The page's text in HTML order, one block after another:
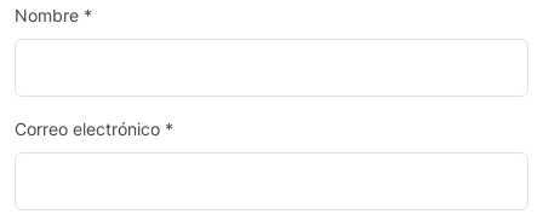
Nombre *
Correo electrónico *